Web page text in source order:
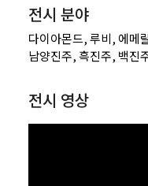
전시 분야
다이아몬드, 루비, 에메
남양진주, 흑진주, 백진
전시 영상